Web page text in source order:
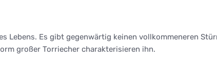
Lebens. Es gibt gegenwärtig keinen vollkommeneren
großer Torriecher charakterisieren ihn.